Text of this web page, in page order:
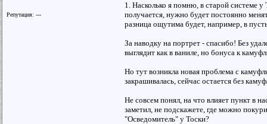
Репутация: ---
1. Насколько я помню, в старой системе
получается, нужно будет постоянно
разница ощутима будет, например, в
За наводку на портрет - спасибо! Без
выглядит как в ваниле, но бонуса к
Но тут возникла новая проблема с
закрашивалась, сейчас остается без
Не совсем понял, на что влияет пункт в
заметил, не подскажете, где можно
"Осведомитель" у Тоски?